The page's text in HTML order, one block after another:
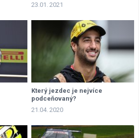
23.01. 2021
Který jezdec je nejvíce
podceňovaný?
21.04. 2020